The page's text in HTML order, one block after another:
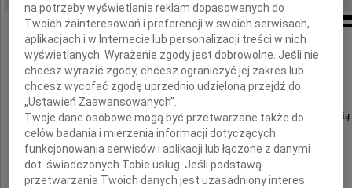
"Świat opustoszał z bliska i z daleka.
Choć stracił tylko jednego człowieka"
Nie potrafimy się pogodzić z tragiczną śmiercią
naszego wieloletniego Przyjaciela
na potrzeby wyświetlania reklam dopasowanych do
Twoich zainteresowań i preferencji w swoich serwisach,
aplikacjach i w Internecie lub personalizacji treści w nich
wyświetlanych. Wyrażenie zgody jest dobrowolne. Jeśli nie
chcesz wyrazić zgody, chcesz ograniczyć jej zakres lub
chcesz wycofać zgodę uprzednio udzieloną przejdź do
„Ustawień Zaawansowanych”.
Twoje dane osobowe mogą być przetwarzane także do
celów badania i mierzenia informacji dotyczących
funkcjonowania serwisów i aplikacji lub łączone z danymi
dot. świadczonych Tobie usług. Jeśli podstawą
przetwarzania Twoich danych jest uzasadniony interes